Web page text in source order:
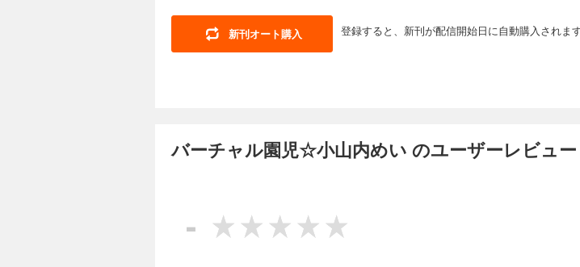
新刊オート購入 登録すると、新刊が配信開始日に自動購入されま
バーチャル園児☆小山内めい のユーザーレビュー
-